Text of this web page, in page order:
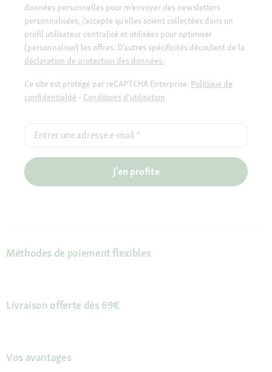
données personnelles pour m’envoyer des newsletters
personnalisées, j’accepte qu’elles soient collectées dans un
profil utilisateur centralisé et utilisées pour optimiser
(personnaliser) les offres. D’autres spécificités découlent de la
déclaration de protection des données.
Ce site est protégé par reCAPTCHA Enterprise. Politique de
confidentialité - Conditions d'utilisation
Entrer une adresse e-mail *
J'en profite
Méthodes de paiement flexibles
Livraison offerte dès 69€
Vos avantages